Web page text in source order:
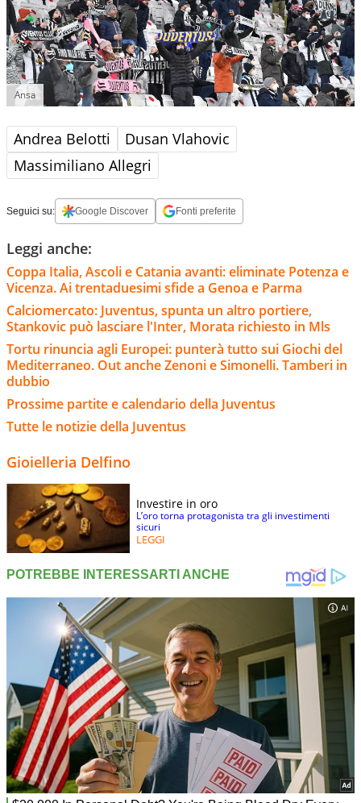
Ansa
Andrea Belotti
Dusan Vlahovic
Massimiliano Allegri
Seguici su: Google Discover Fonti preferite
Leggi anche:
Coppa Italia, Ascoli e Catania avanti: eliminate Potenza e
Vicenza. Ai trentaduesimi sfide a Genoa e Parma
Calciomercato: Juventus, spunta un altro portiere,
Stankovic può lasciare l'Inter, Morata richiesto in Mls
Tortu rinuncia agli Europei: punterà tutto sui Giochi del
Mediterraneo. Out anche Zenoni e Simonelli. Tamberi in
dubbio
Prossime partite e calendario della Juventus
Tutte le notizie della Juventus
Gioielleria Delfino
Investire in oro
L’oro torna protagonista tra gli investimenti
sicuri
LEGGI